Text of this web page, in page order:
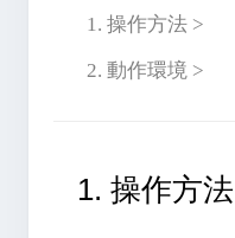
1. 操作方法 >
2. 動作環境 >
1. 操作方法